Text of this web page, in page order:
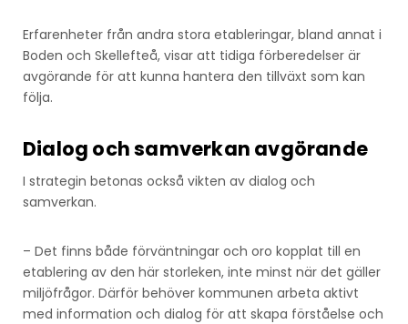
Erfarenheter från andra stora etableringar, bland annat i
Boden och Skellefteå, visar att tidiga förberedelser är
avgörande för att kunna hantera den tillväxt som kan
följa.
Dialog och samverkan avgörande
I strategin betonas också vikten av dialog och
samverkan.
– Det finns både förväntningar och oro kopplat till en
etablering av den här storleken, inte minst när det gäller
miljöfrågor. Därför behöver kommunen arbeta aktivt
med information och dialog för att skapa förståelse och